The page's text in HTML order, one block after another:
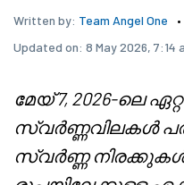
Written by: Team Angel One
Updated on: 8 May 2026, 7:14
മേയ് 7, 2026-ലെ
സ്വർണ്ണവിലകൾ
സ്വർണ്ണ